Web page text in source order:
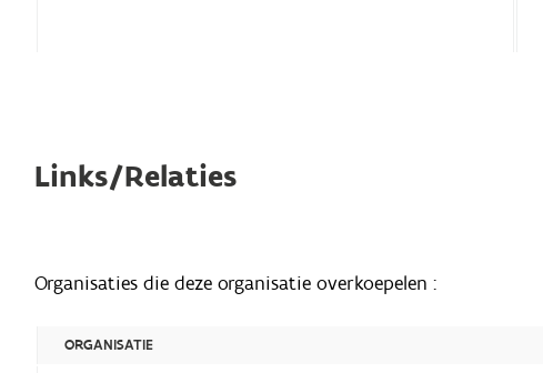
Links/Relaties
Organisaties die deze organisatie overkoepelen :
ORGANISATIE